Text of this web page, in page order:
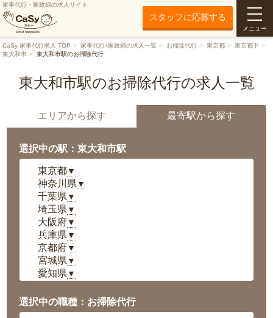
家事代行・家政婦の求人サイト
スタッフに応募する
メニュー
CaSy 家事代行求人 TOP 家事代行･家政婦の求人一覧 お掃除代行 東京都
東京都下
東大和市
東大和市駅のお掃除代行
東大和市駅のお掃除代行の求人一覧
エリアから探す 最寄駅から探す
選択中の駅：東大和市駅
東京都▼
神奈川県 ▼
千葉県 ▼
埼玉県 ▼
大阪府▼
兵庫県 ▼
京都府▼
宮城県 ▼
愛知県 ▼
岡山県▼
広島県▼
選択中の職種：お掃除代行